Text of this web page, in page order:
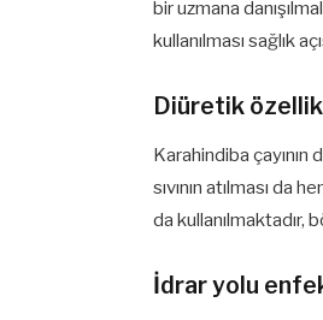
bir uzmana
kullanılması sağlık
Diüretik
Karahindiba çayının
sıvının atılması da
da kullanılmaktadır,
İdrar yolu